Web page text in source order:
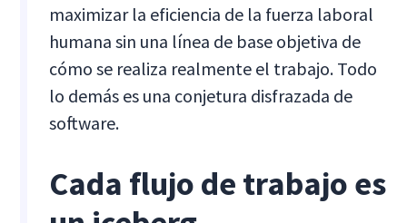
maximizar la eficiencia de la fuerza laboral
humana sin una línea de base objetiva de
cómo se realiza realmente el trabajo. Todo
lo demás es una conjetura disfrazada de
software.
Cada flujo de trabajo es